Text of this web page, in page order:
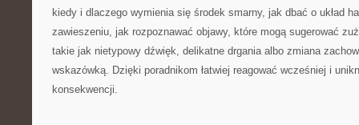
kiedy i dlaczego wymienia się środek smarny, jak dbać o układ
zawieszeniu, jak rozpoznawać objawy, które mogą sugerować
takie jak nietypowy dźwięk, delikatne drgania albo zmiana
wskazówką. Dzięki poradnikom łatwiej reagować wcześniej i
konsekwencji.